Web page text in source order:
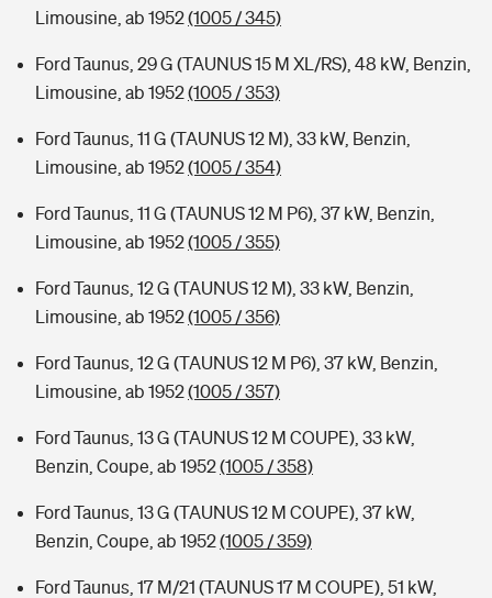
Limousine, ab 1952(1005 / 345)
Ford Taunus, 29 G (TAUNUS 15 M XL/RS), 48 kW, Benzin,
Limousine, ab 1952(1005 / 353)
Ford Taunus, 11 G (TAUNUS 12 M), 33 kW, Benzin,
Limousine, ab 1952(1005 / 354)
Ford Taunus, 11 G (TAUNUS 12 M P6), 37 kW, Benzin,
Limousine, ab 1952(1005 / 355)
Ford Taunus, 12 G (TAUNUS 12 M), 33 kW, Benzin,
Limousine, ab 1952(1005 / 356)
Ford Taunus, 12 G (TAUNUS 12 M P6), 37 kW, Benzin,
Limousine, ab 1952(1005 / 357)
Ford Taunus, 13 G (TAUNUS 12 M COUPE), 33 kW,
Benzin, Coupe, ab 1952(1005 / 358)
Ford Taunus, 13 G (TAUNUS 12 M COUPE), 37 kW,
Benzin, Coupe, ab 1952(1005 / 359)
Ford Taunus, 17 M/21 (TAUNUS 17 M COUPE), 51 kW,